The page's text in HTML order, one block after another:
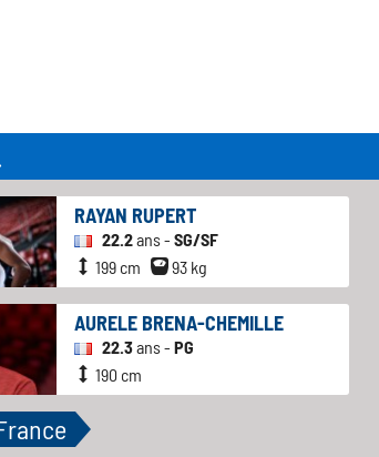
RAYAN RUPERT
22.2ans - SG/SF
199 cm
93 kg
AURELE BRENA-CHEMILLE
22.3ans - PG
190 cm